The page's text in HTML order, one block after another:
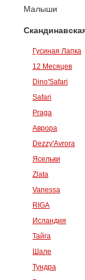
Малыши
Гусиная Лапка
12 Месяцев
Dino'Safari
Safari
Praga
Аврора
Dezzy'Avrora
Ясельки
Zlata
Vanessa
RIGA
Исландия
Тайга
Шале
Тундра